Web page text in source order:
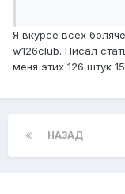
производства.
этой полки
не смотреть; или
то.
Я вкурсе всех
w126club. Писал
меня этих 126 штук
НАЗАД